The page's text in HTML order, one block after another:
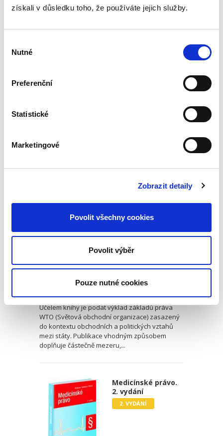
získali v důsledku toho, že používáte jejich služby.
souhlasu
Nutné
Preferenční
Statistické
Marketingové
Zobrazit detaily
Povolit všechny cookies
Povolit výběr
Pouze nutné cookies
,Martin
890,00 Kč
práva procesního, a to jak jeho teoretických
mezinárodního
Martin Janků
490,00 Kč
Účelem knihy je podat výklad základů práva
WTO (Světová obchodní organizace) zasazený
do kontextu obchodních a politických vztahů
mezi státy. Publikace vhodným způsobem
doplňuje částečně mezeru,...
Medicínské právo.
2. vydání
2. VYDÁNÍ